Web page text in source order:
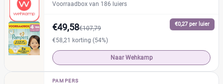
Drogist
Etos (7)
(12)
Trekpleister
Voorraadbox van 186 luiers
€0,27 per luier
€49,58€107,79
€58,21 korting (54%)
Naar Wehkamp
PAMPERS